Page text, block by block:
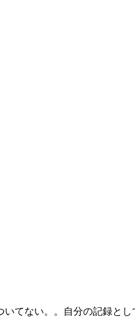
てない。。自分の記録と